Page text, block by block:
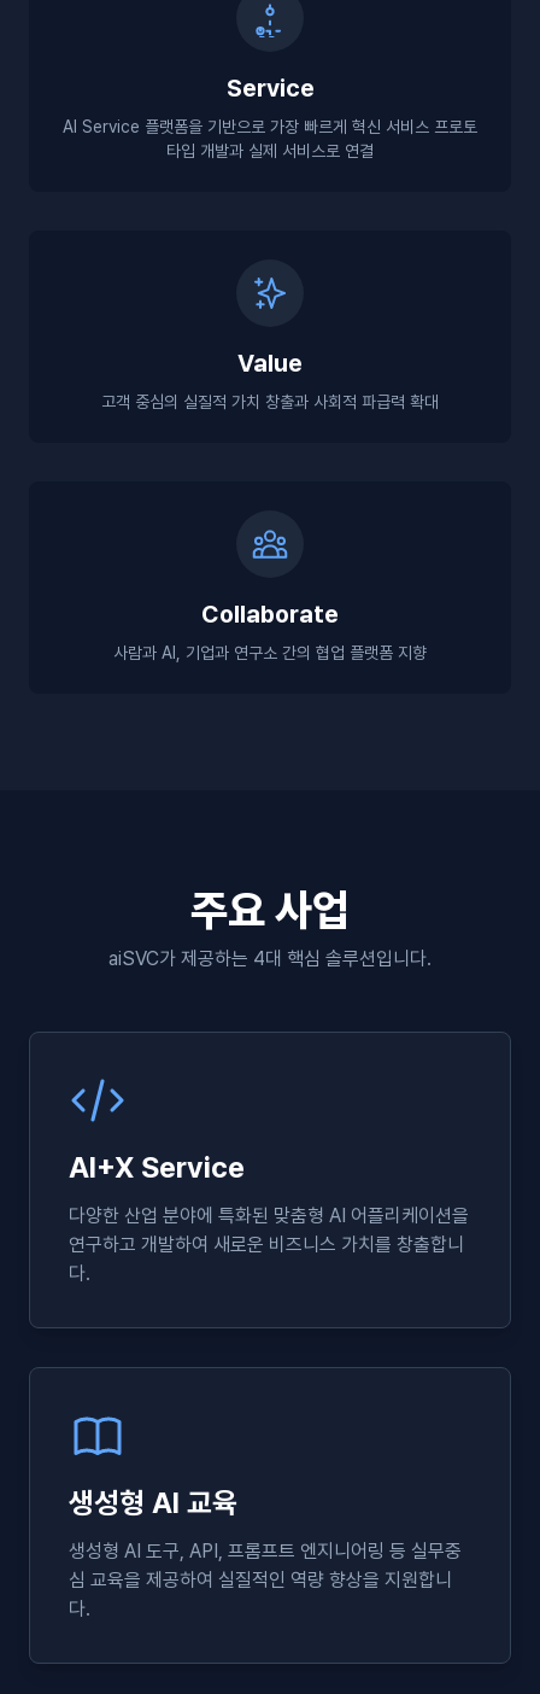
Service
AI Service 플랫폼을 기반으로 가장 빠르게 혁신 서비스 프로토
Value
고객 중심의 실질적 가치 창출과 사회적 파급력 확대
Collaborate
사람과 AI, 기업과 연구소 간의 협업 플랫폼 지향
주요 사업
aiSVC가 제공하는 4대 핵심 솔루션입니다.
AI+X Service
다양한 산업 분야에 특화된 맞춤형 AI 어플리케이션을
연구하고 개발하여 새로운 비즈니스 가치를 창출합니
다.
생성형 AI 교육
생성형 AI 도구, API, 프롬프트 엔지니어링 등 실무중
심 교육을 제공하여 실질적인 역량 향상을 지원합니
다.